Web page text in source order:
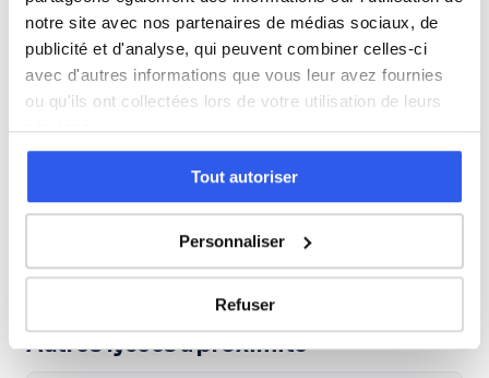
notre site avec nos partenaires de médias sociaux, de
publicité et d'analyse, qui peuvent combiner celles-ci
avec d'autres informations que vous leur avez fournies
ou qu'ils ont collectées lors de votre utilisation de leurs
services.
Tout autoriser
Personnaliser
Refuser
Espagnol
Allemand
Cours par niveau
Seconde Première Terminale
Études supérieures
Autres lycées à proximité